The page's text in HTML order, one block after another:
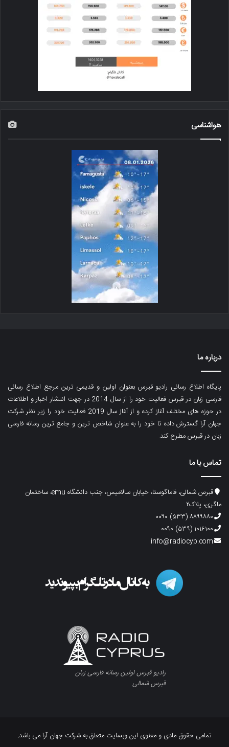
هواشناسی
درباره ما
پایگاه اطلاع رسانی رادیو قبرس بعنوان اولین و قدیمی ترین مرجع اطلاع رسانی
فارسی زبان در قبرس فعالیت خود را از سال 2014 در جهت انتشار اخبار و اطلاعات
در حوزه های مختلف آغاز کرده و از آغاز سال 2019 فعالیت خود را زیر نظر شرکت
جهان آرا گسترش داده تا خود را به عنوان شاخص ترین و جامع ترین رسانه فارسی
زبان در قبرس مطرح کند.
تماس با ما
قبرس شمالی، فاماگوستا، خیابان سالامیس، جنب دانشگاه emu، ساختمان
ماگری، پلاک۲
۸۸۹۹۸۸۰ (۵۳۳) ۰۰۹۰
۱۰۱۶۱۰۰ (۵۳۹) ۰۰۹۰
info@radiocyp.com
رادیو قبرس اولین رسانه فارسی زبان
قبرس شمالی
تمامی حقوق مادی و معنوی این وبسایت متعلق به شرکت جهان آرا می باشد.